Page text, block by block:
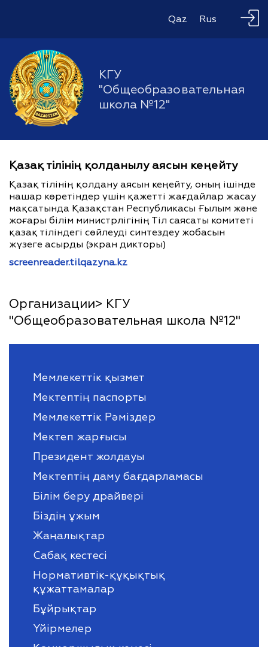
Qaz Rus
КГУ
"Общеобразовательная
школа №12"
Қазақ тілінің қолданылу аясын кеңейту
Қазақ тілінің қолдану аясын кеңейту, оның ішінде
нашар көретіндер үшін қажетті жағдайлар жасау
мақсатында Қазақстан Республикасы Ғылым және
жоғары білім министрлігінің Тіл саясаты комитеті
қазақ тіліндегі сөйлеуді синтездеу жобасын
жүзеге асырды (экран дикторы)
screenreader.tilqazyna.kz
Организации> КГУ
"Общеобразовательная школа №12"
Мемлекеттік қызмет
Мектептің паспорты
Мемлекеттік Рәміздер
Мектеп жарғысы
Президент жолдауы
Мектептің даму бағдарламасы
Білім беру драйвері
Біздің ұжым
Жаңалықтар
Сабақ кестесі
Нормативтік-құқықтық
құжаттамалар
Бұйрықтар
Үйірмелер